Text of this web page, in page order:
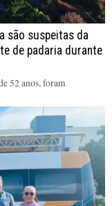
são suspeitas da
de padaria durante
52 anos, foram